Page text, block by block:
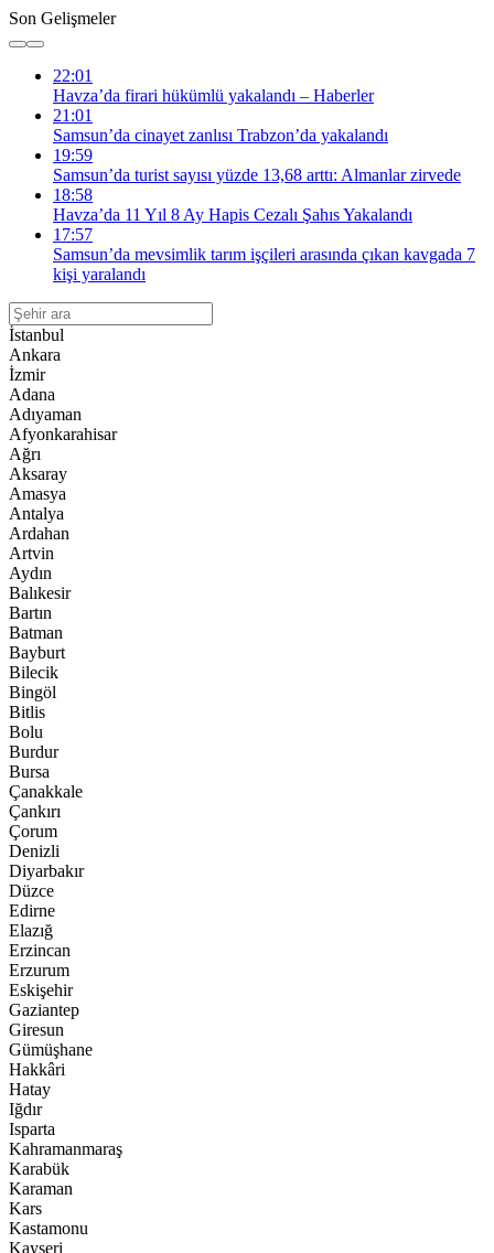
Son Gelişmeler
22:01
Havza’da firari hükümlü yakalandı – Haberler
21:01
Samsun’da cinayet zanlısı Trabzon’da yakalandı
19:59
Samsun’da turist sayısı yüzde 13,68 arttı: Almanlar zirvede
18:58
Havza’da 11 Yıl 8 Ay Hapis Cezalı Şahıs Yakalandı
17:57
Samsun’da mevsimlik tarım işçileri arasında çıkan kavgada 7
kişi yaralandı
İstanbul
Ankara
İzmir
Adana
Adıyaman
Afyonkarahisar
Ağrı
Aksaray
Amasya
Antalya
Ardahan
Artvin
Aydın
Balıkesir
Bartın
Batman
Bayburt
Bilecik
Bingöl
Bitlis
Bolu
Burdur
Bursa
Çanakkale
Çankırı
Çorum
Denizli
Diyarbakır
Düzce
Edirne
Elazığ
Erzincan
Erzurum
Eskişehir
Gaziantep
Giresun
Gümüşhane
Hakkâri
Hatay
Iğdır
Isparta
Kahramanmaraş
Karabük
Karaman
Kars
Kastamonu
Kayseri